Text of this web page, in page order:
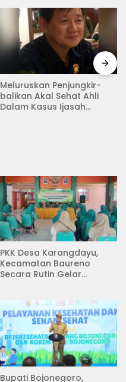
Meluruskan Penjungkir-
balikan Akal Sehat Ahli
Dalam Kasus Ijasah
PKK Desa Karangdayu,
Kecamatan Baureno
Secara Rutin Gelar
Bupati Bojonegoro,